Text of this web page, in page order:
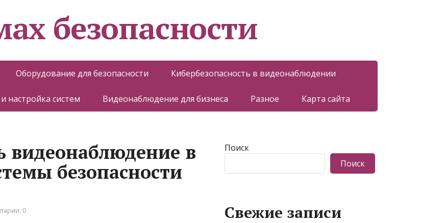
безопасности
Оборудование для безопасности Кибербезопасность в видеонаблюдении
настройка систем Видеонаблюдение для бизнеса Разное Карта сайта
видеонаблюдение в
безопасности
0
Поиск
Поиск
Свежие записи